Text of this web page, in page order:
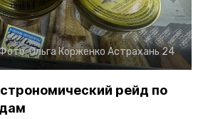
Ольга Корженко Астрахань 24
рейд по